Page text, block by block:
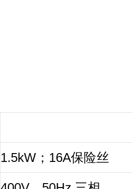
1.5kW ；16A保险丝